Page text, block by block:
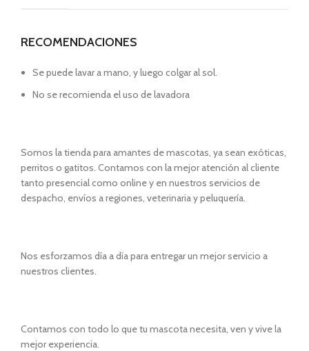
RECOMENDACIONES
Se puede lavar a mano, y luego colgar al sol.
No se recomienda el uso de lavadora
Somos la tienda para amantes de mascotas, ya sean exóticas,
perritos o gatitos. Contamos con la mejor atención al cliente
tanto presencial como online y en nuestros servicios de
despacho, envíos a regiones, veterinaria y peluquería.
Nos esforzamos día a día para entregar un mejor servicio a
nuestros clientes.
Contamos con todo lo que tu mascota necesita, ven y vive la
mejor experiencia.